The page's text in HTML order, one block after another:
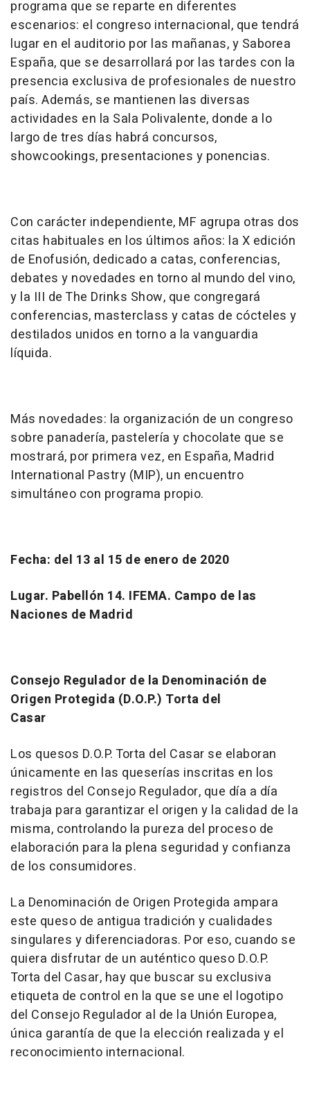
programa que se reparte en diferentes
escenarios: el congreso internacional, que tendrá
lugar en el auditorio por las mañanas, y Saborea
España, que se desarrollará por las tardes con la
presencia exclusiva de profesionales de nuestro
país. Además, se mantienen las diversas
actividades en la Sala Polivalente, donde a lo
largo de tres días habrá concursos,
showcookings, presentaciones y ponencias.
Con carácter independiente, MF agrupa otras dos
citas habituales en los últimos años: la X edición
de Enofusión, dedicado a catas, conferencias,
debates y novedades en torno al mundo del vino,
y la III de The Drinks Show, que congregará
conferencias, masterclass y catas de cócteles y
destilados unidos en torno a la vanguardia
líquida.
Más novedades: la organización de un congreso
sobre panadería, pastelería y chocolate que se
mostrará, por primera vez, en España, Madrid
International Pastry (MIP), un encuentro
simultáneo con programa propio.
Fecha: del 13 al 15 de enero de 2020
Lugar. Pabellón 14. IFEMA. Campo de las
Naciones de Madrid
Consejo Regulador de la Denominación de
Origen Protegida (D.O.P.) Torta del
Los quesos D.O.P. Torta del Casar se elaboran
únicamente en las queserías inscritas en los
registros del Consejo Regulador, que día a día
trabaja para garantizar el origen y la calidad de la
misma, controlando la pureza del proceso de
elaboración para la plena seguridad y confianza
de los consumidores.
La Denominación de Origen Protegida ampara
este queso de antigua tradición y cualidades
singulares y diferenciadoras. Por eso, cuando se
quiera disfrutar de un auténtico queso D.O.P.
Torta del Casar, hay que buscar su exclusiva
etiqueta de control en la que se une el logotipo
del Consejo Regulador al de la Unión Europea,
única garantía de que la elección realizada y el
reconocimiento internacional.